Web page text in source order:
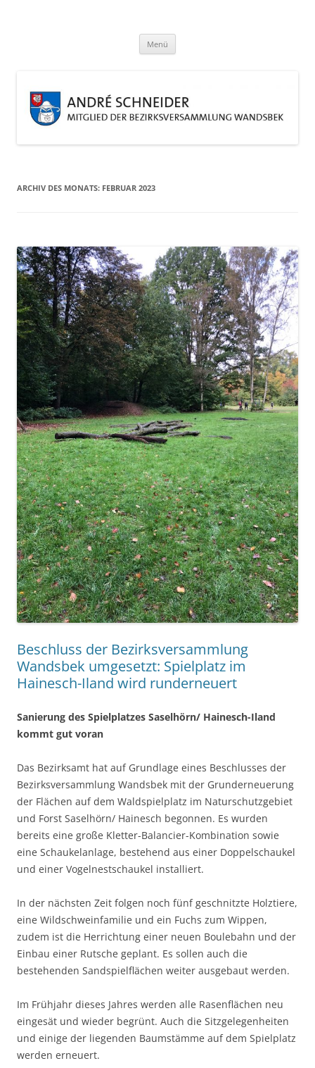
Menü
ARCHIV DES MONATS: FEBRUAR 2023
Beschluss der Bezirksversammlung
Wandsbek umgesetzt: Spielplatz im
Hainesch-Iland wird runderneuert
Sanierung des Spielplatzes Saselhörn/ Hainesch-Iland
kommt gut voran
Das Bezirksamt hat auf Grundlage eines Beschlusses der
Bezirksversammlung Wandsbek mit der Grunderneuerung
der Flächen auf dem Waldspielplatz im Naturschutzgebiet
und Forst Saselhörn/ Hainesch begonnen. Es wurden
bereits eine große Kletter-Balancier-Kombination sowie
eine Schaukelanlage, bestehend aus einer Doppelschaukel
und einer Vogelnestschaukel installiert.
In der nächsten Zeit folgen noch fünf geschnitzte Holztiere,
eine Wildschweinfamilie und ein Fuchs zum Wippen,
zudem ist die Herrichtung einer neuen Boulebahn und der
Einbau einer Rutsche geplant. Es sollen auch die
bestehenden Sandspielflächen weiter ausgebaut werden.
Im Frühjahr dieses Jahres werden alle Rasenflächen neu
eingesät und wieder begrünt. Auch die Sitzgelegenheiten
und einige der liegenden Baumstämme auf dem Spielplatz
werden erneuert.